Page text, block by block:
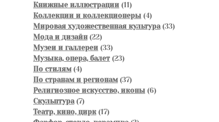
товаров
Книжные иллюстрации 1111
товаров
Коллекции и коллекционеры 44
товара
Мировая художественная культура 3333
Мода и дизайн 2222
товара
Музеи и галлереи 3333
товара
Музыка, опера, балет 2323
По стилям 44
товара
По странам и регионам 3737
товаров
Религиозное искусство, иконы 66
Скульптура 77
товаров
Театр, кино, цирк 1717